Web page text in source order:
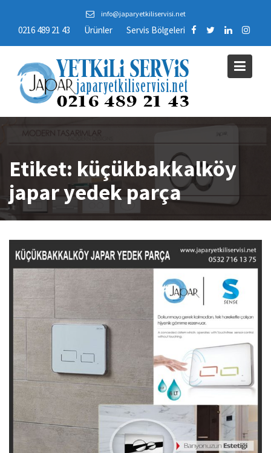
content
info@japaryetkiliservisi.net
0216 489 21 43 Ürünler Servis Bölgeleri
Etiket: küçükbakkalköy
japar yedek parça